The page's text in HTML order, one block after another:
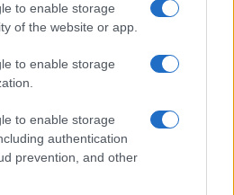
to enable storage
of the website or app.
to enable storage
to enable storage
authentication
prevention, and other